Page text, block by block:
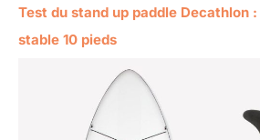
Test du stand up paddle Decathlon
stable 10 pieds